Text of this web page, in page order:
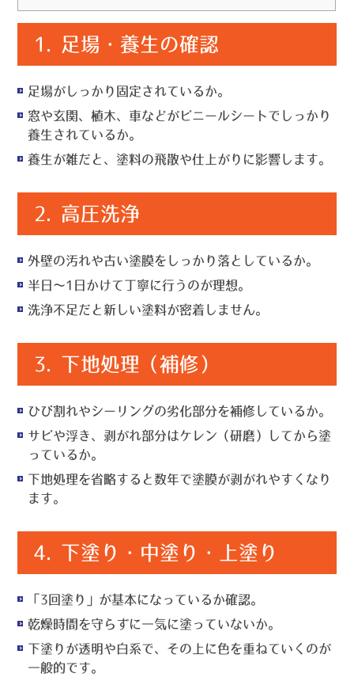
1. 足場・養生の確認
足場がしっかり固定されているか。
窓や玄関、植木、車などがビニールシートでしっかり
養生されているか。
養生が雑だと、塗料の飛散や仕上がりに影響します。
2. 高圧洗浄
外壁の汚れや古い塗膜をしっかり落としているか。
半日～1日かけて丁寧に行うのが理想。
洗浄不足だと新しい塗料が密着しません。
3. 下地処理（補修）
ひび割れやシーリングの劣化部分を補修しているか。
サビや浮き、剥がれ部分はケレン（研磨）してから塗
っているか。
下地処理を省略すると数年で塗膜が剥がれやすくなり
ます。
4. 下塗り・中塗り・上塗り
「3回塗り」が基本になっているか確認。
乾燥時間を守らずに一気に塗っていないか。
下塗りが透明や白系で、その上に色を重ねていくのが
一般的です。